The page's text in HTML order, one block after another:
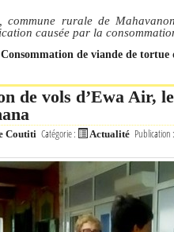
commune rurale de
causée par la
de viande de
de vols d’Ewa Air,
Coutiti Catégorie : Actualité